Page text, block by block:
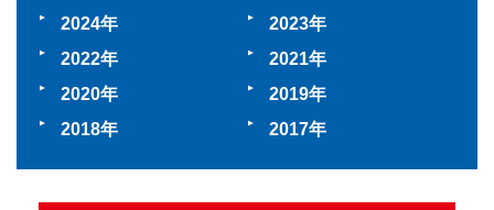
2024
2023
2022
2021
2020
2019
2018
2017